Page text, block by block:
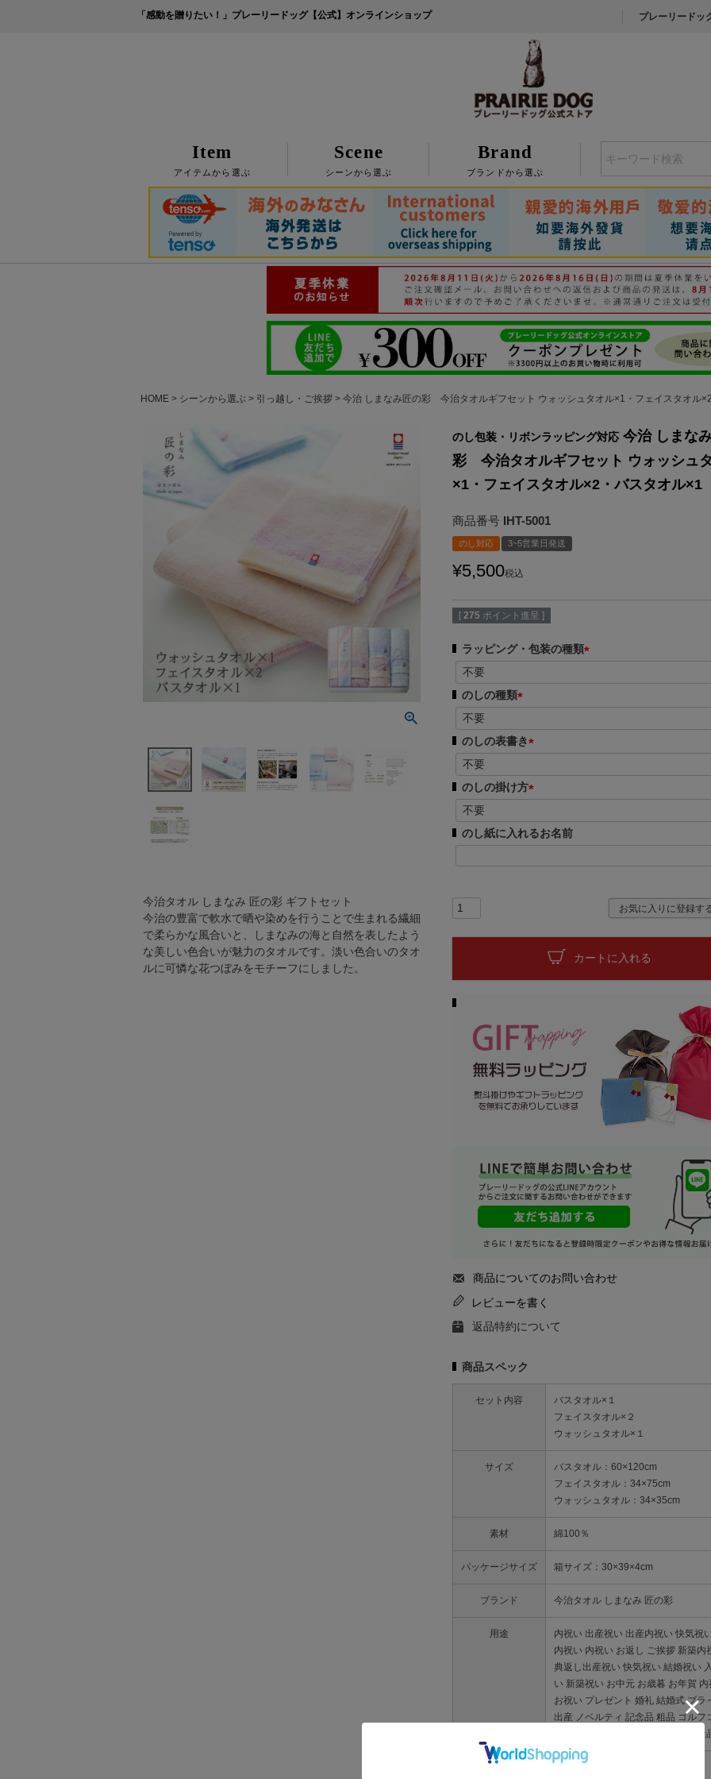
「感動を贈りたい！」プレーリードッグ【公式】オンラインショップ プレーリードッ
Item
アイテムから選ぶ
Scene
シーンから選ぶ
Brand
ブランドから選ぶ
検索
HOME シーンから選ぶ 引っ越し・ご挨拶 今治 しまなみ匠の彩 今治タオルギフセット ウォッシュタオル×1・フェイスタオル
今治タオル しまなみ 匠の彩 ギフトセット
今治の豊富で軟水で晒や染めを行うことで生まれる繊細
で柔らかな風合いと、しまなみの海と自然を表したよう
な美しい色合いが魅力のタオルです。淡い色合いのタオ
ルに可憐な花つぼみをモチーフにしました。
のし包装・リボンラッピング対応 今治 しまな
彩 今治タオルギフセット ウォッシュ
×1・フェイスタオル×2・バスタオル×1
商品番号 IHT-5001
のし対応 3~5営業日発送
¥5,500税込
[ 275 ポイント進呈 ]
ラッピング・包装の種類
必
のしの種類
必
須
のしの表書き
必
のしの掛け方
必
須
のし紙に入れるお名前
お気に入りに登録す
カートに入れる
商品についてのお問い合わせ
レビューを書く
返品特約について
商品スペック
セット内容
バスタオル×１
フェイスタオル×２
ウォッシュタオル×１
サイズ
バスタオル：60×120cm
フェイスタオル：34×75cm
ウォッシュタオル：34×35cm
素材 綿100％
パッケージサイズ 箱サイズ：30×39×4cm
ブランド 今治タオル しまなみ 匠の彩
用途
内祝い 出産祝い 出産内祝い 快気祝
内祝い 内祝い お返し ご挨拶 新築内
典返し出産祝い 快気祝い 結婚祝い
い 新築祝い お中元 お歳暮 お年賀 内
お祝い プレゼント 婚礼 結婚式 ブラ
出産 ノベルティ 記念品 粗品 ゴルフ
来場記念 成約記念 贈り物 お返し 景